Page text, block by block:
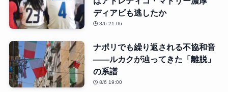
ディアビも逃したか
8/6 21:06
ナポリでも繰り返される不協和音
――ルカクが辿ってきた「離脱」
の系譜
8/6 19:00